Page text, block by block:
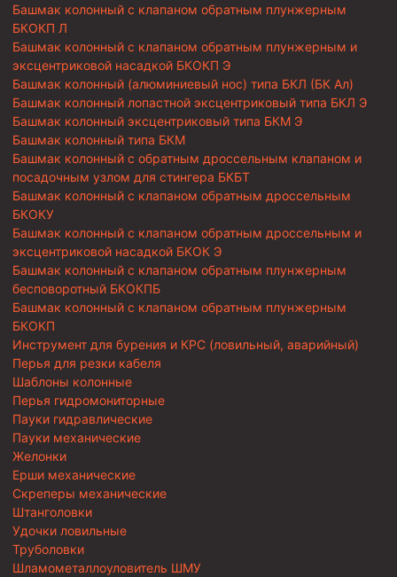
Башмак колонный с клапаном обратным плунжерным
БКОКП Л
Башмак колонный с клапаном обратным плунжерным и
эксцентриковой насадкой БКОКП Э
Башмак колонный (алюминиевый нос) типа БКЛ (БК Ал)
Башмак колонный лопастной эксцентриковый типа БКЛ Э
Башмак колонный эксцентриковый типа БКМ Э
Башмак колонный типа БКМ
Башмак колонный с обратным дроссельным клапаном и
посадочным узлом для стингера БКБТ
Башмак колонный с клапаном обратным дроссельным
БКОКУ
Башмак колонный с клапаном обратным дроссельным и
эксцентриковой насадкой БКОК Э
Башмак колонный с клапаном обратным плунжерным
бесповоротный БКОКПБ
Башмак колонный с клапаном обратным плунжерным
БКОКП
Инструмент для бурения и КРС (ловильный, аварийный)
Перья для резки кабеля
Шаблоны колонные
Перья гидромониторные
Пауки гидравлические
Пауки механические
Желонки
Ерши механические
Скреперы механические
Штанголовки
Удочки ловильные
Труболовки
Шламометаллоуловитель ШМУ